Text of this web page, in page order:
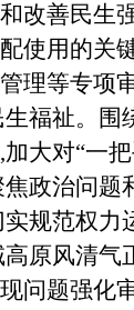
改善民生
使用的关
理等专项
福祉。围
大对“一
政治问题
规范权力
原风清气
问题强化